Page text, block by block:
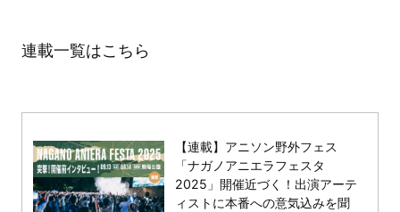
連載一覧はこちら
【連載】アニソン野外フェス
「ナガノアニエラフェスタ
2025」開催近づく！出演アーテ
ィストに本番への意気込みを聞